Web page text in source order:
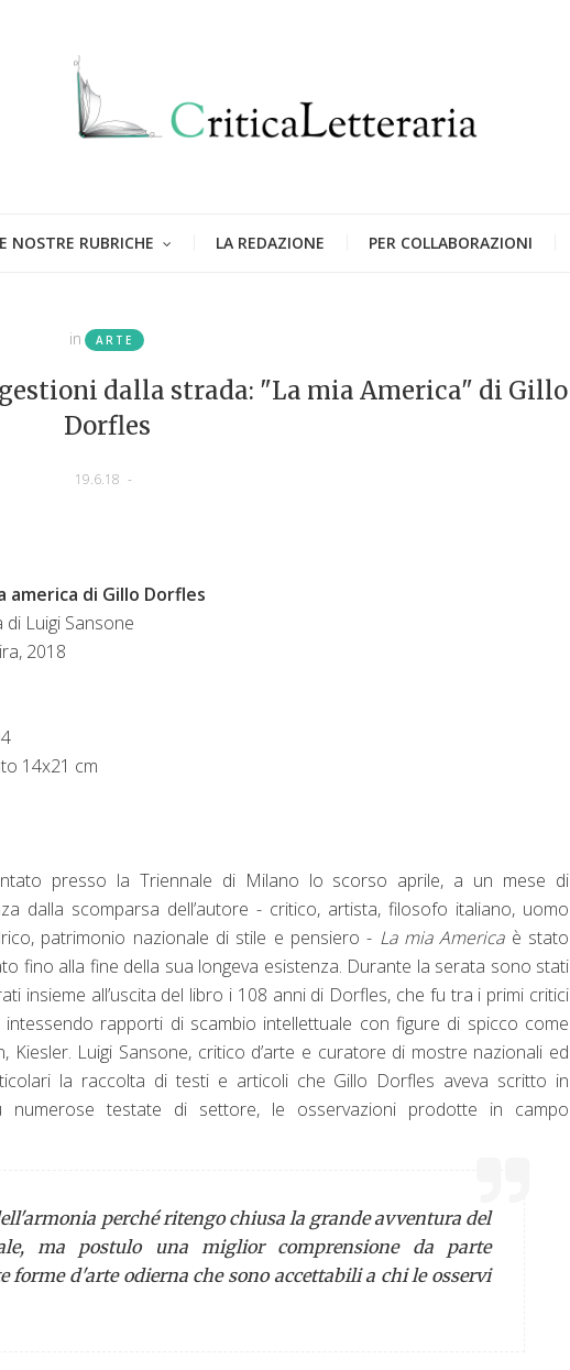
NOSTRE RUBRICHE LA REDAZIONE PER COLLABORAZIONI
in ARTE
dalla strada: "La mia America" di Gillo
Dorfles
19.6.18 -
america di Gillo Dorfles
di Luigi Sansone
2018
14x21 cm
presso la Triennale di Milano lo scorso aprile, a un mese di
dalla scomparsa dell’autore - critico, artista, filosofo italiano, uomo
patrimonio nazionale di stile e pensiero - La mia America è stato
fino alla fine della sua longeva esistenza. Durante la serata sono stati
insieme all’uscita del libro i 108 anni di Dorfles, che fu tra i primi critici
intessendo rapporti di scambio intellettuale con figure di spicco come
Kiesler. Luigi Sansone, critico d’arte e curatore di mostre nazionali ed
la raccolta di testi e articoli che Gillo Dorfles aveva scritto in
numerose testate di settore, le osservazioni prodotte in campo
perché ritengo chiusa la grande avventura del
ma postulo una miglior comprensione da parte
forme d'arte odierna che sono accettabili a chi le osservi